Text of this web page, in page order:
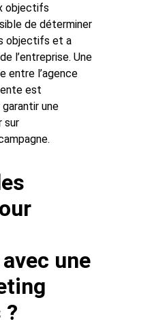
objectifs
de déterminer
objectifs et a
l’entreprise. Une
entre l’agence
est
une
sur
une
?